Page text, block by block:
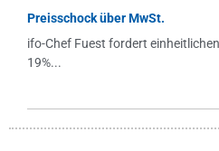
Preisschock über MwSt.
ifo-Chef Fuest fordert
19%...